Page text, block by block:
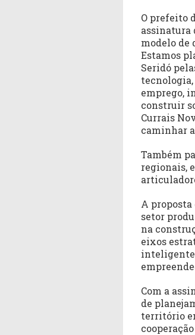
O prefeito
assinatura
modelo de
Estamos
Seridó
emprego,
construir
Currais
caminhar
Também
regionais,
A
setor
na
eixos
Com a
de
território